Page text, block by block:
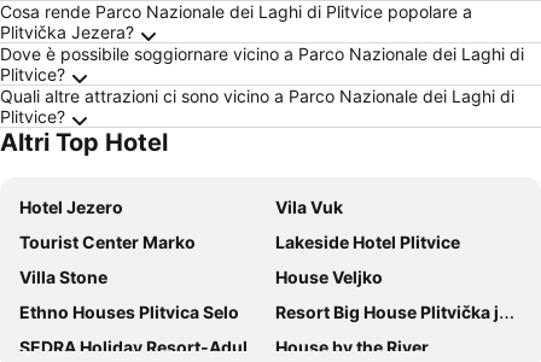
Cosa rende Parco Nazionale dei Laghi di Plitvice popolare a
Plitvička Jezera?
Dove è possibile soggiornare vicino a Parco Nazionale dei Laghi di
Plitvice?
Quali altre attrazioni ci sono vicino a Parco Nazionale dei Laghi di
Plitvice?
Altri Top Hotel
Hotel Jezero
Vila Vuk
Tourist Center Marko
Lakeside Hotel Plitvice
Villa Stone
House Veljko
Ethno Houses Plitvica Selo
Resort Big House Plitvička jezera
SEDRA Holiday Resort-Adults Only-Bed & Breakfast
House by the River